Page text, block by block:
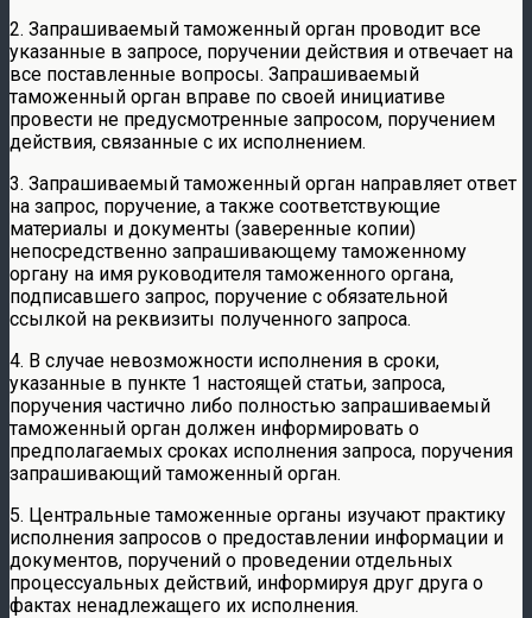
2. Запрашиваемый таможенный орган проводит все
указанные в запросе, поручении действия и отвечает на
все поставленные вопросы. Запрашиваемый
таможенный орган вправе по своей инициативе
провести не предусмотренные запросом, поручением
действия, связанные с их исполнением.
3. Запрашиваемый таможенный орган направляет ответ
на запрос, поручение, а также соответствующие
материалы и документы (заверенные копии)
непосредственно запрашивающему таможенному
органу на имя руководителя таможенного органа,
подписавшего запрос, поручение с обязательной
ссылкой на реквизиты полученного запроса.
4. В случае невозможности исполнения в сроки,
указанные в пункте 1 настоящей статьи, запроса,
поручения частично либо полностью запрашиваемый
таможенный орган должен информировать о
предполагаемых сроках исполнения запроса, поручения
запрашивающий таможенный орган.
5. Центральные таможенные органы изучают практику
исполнения запросов о предоставлении информации и
документов, поручений о проведении отдельных
процессуальных действий, информируя друг друга о
фактах ненадлежащего их исполнения.